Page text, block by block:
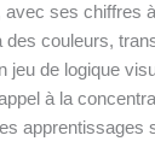
avec ses chiffres
des couleurs,
jeu de logique
à la
apprentissages